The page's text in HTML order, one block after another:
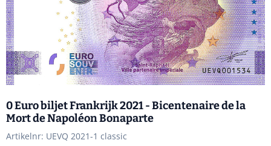
0 Euro biljet Frankrijk 2021 - Bicentenaire de la
Mort de Napoléon Bonaparte
Artikelnr: UEVQ 2021-1 classic